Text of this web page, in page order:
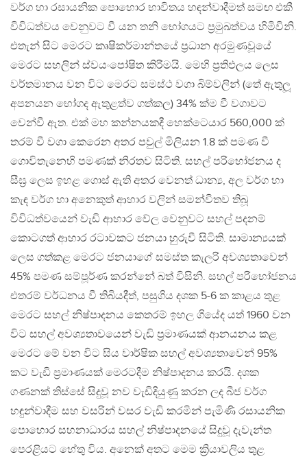
වර්ග හා රසායනික පොහොර භාවිතය හඳන්වාදීමත් සමඟ එකී
විවිධත්වය වෙනුවට වී යන තනි භෝගයට ප්‍රමුඛත්වය හිමිවිනි.
එතැන් සිට මෙරට කෘෂිකර්මාන්තයේ ප්‍රධාන අරමුණවූයේ
මෙරට සහලින් ස්වයංපෝෂිත කිරීමයි. මෙහි ප්‍රතිඵලය ලෙස
වර්තමානය වන විට මෙරට සමස්ථ වගා බිම්වලින් (තේ ඇතුලූ‍
අපනයන භෝගද ඇතුළත්ව ගත්කල) 34% ක්ම වී වගාවට
වෙන්වී ඇත. එක් මහ කන්නයකදී හෙක්ටෙයාර 560,000 ක්
තරම් වී වගා කෙරෙන අතර පවුල් මිලියන 1.8 ක් පමණ වී
ගොවිතැනෙහි පමණක් නිරතව සිටිති. සහල් පරිභෝජනය ද
සීඝ්‍ර ලෙස ඉහළ ගොස් ඇති අතර වෙනත් ධාන්‍ය, අල වර්ග හා
කැඳ වර්ග හා අනෙකුත් ආහාර වලින් සමන්විතව තිබූ
විවිධත්වයෙන් වැඩි ආහාර වේල වෙනුවට සහල් පදනම්
කොටගත් ආහාර රටාවකට ජනයා හුරුවී සිටිති. සාමාන්‍යයක්
ලෙස ගත්කළ මෙරට ජනයාගේ සමස්ත කැලරි අවශ්‍යතාවෙන්
45% පමණ සම්පූර්ණ කරන්නේ බත් විසිනි. සහල් පරිභෝජනය
එතරම් වර්ධනය වී තිබියදීත්, පසුගිය දශක 5-6 ක කාළය තුළ
මෙරට සහල් නිෂ්පාදනය කෙතරම් ඉහල ගියේද යත් 1960 වන
විට සහල් අවශ්‍යතාවයෙන් වැඩි ප්‍රමාණයක් ආනයනය කළ
මෙරට මේ වන විට සිය වාර්ෂික සහල් අවශ්‍යතාවෙන් 95%
කට වැඩි ප්‍රමාණයක් මෙරටදීම නිෂ්පාදනය කරයි. දශක
ගණනක් තිස්සේ සිදුවූ නව වැඩිදියුණු කරන ලද බීජ වර්ග
හඳුන්වාදීම සහ වසරින් වසර වැඩි කරමින් පැමිණි රසායනික
පොහොර සහනාධාරය සහල් නිෂ්පාදනයේ සිදුවූ දැවැන්ත
පෙරළියට හේතු විය. අනෙක් අතට මෙම ක්‍රියාවලිය තුළ